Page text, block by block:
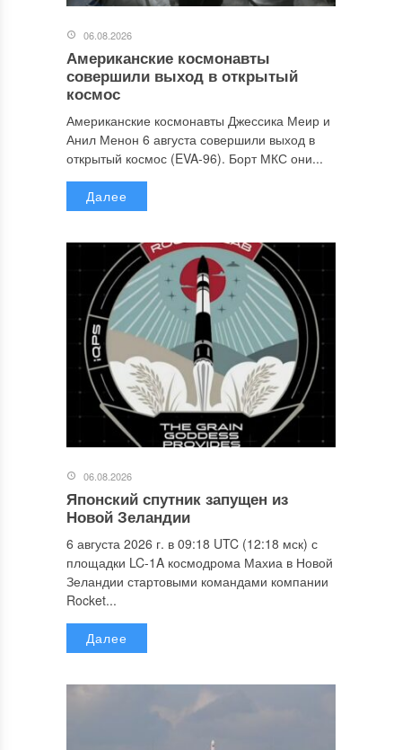
06.08.2026
Американские космонавты
совершили выход в открытый
космос
Американские космонавты Джессика Меир и
Анил Менон 6 августа совершили выход в
открытый космос (EVA-96). Борт МКС они...
Далее
06.08.2026
Японский спутник запущен из
Новой Зеландии
6 августа 2026 г. в 09:18 UTC (12:18 мск) с
площадки LC-1A космодрома Махиа в Новой
Зеландии стартовыми командами компании
Rocket...
Далее